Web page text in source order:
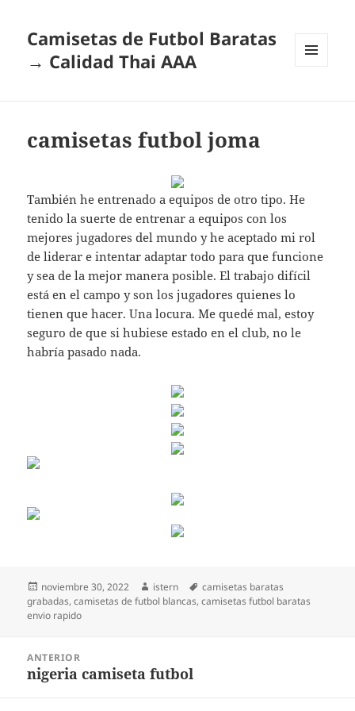
Camisetas de Futbol Baratas
→ Calidad Thai AAA
camisetas futbol joma
También he entrenado a equipos de otro tipo. He
tenido la suerte de entrenar a equipos con los
mejores jugadores del mundo y he aceptado mi rol
de liderar e intentar adaptar todo para que funcione
y sea de la mejor manera posible. El trabajo difícil
está en el campo y son los jugadores quienes lo
tienen que hacer. Una locura. Me quedé mal, estoy
seguro de que si hubiese estado en el club, no le
habría pasado nada.
Publicado
el
noviembre 30, 2022 Autor
istern Etiquetas
camisetas baratas
grabadas,camisetas de futbol blancas,camisetas futbol baratas
envio rapido
entradas
ANTERIOR
Entrada
nigeria camiseta futbol